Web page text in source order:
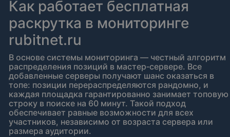
Как работает бесплатная
раскрутка в мониторинге
rubitnet.ru
В основе системы мониторинга — честный алгоритм
распределения позиций в мастер‑сервере. Все
добавленные серверы получают шанс оказаться в
топе: позиции перераспределяются рандомно, и
каждая площадка гарантированно занимает топовую
строку в поиске на 60 минут. Такой подход
обеспечивает равные возможности для всех
участников, независимо от возраста сервера или
размера аудитории.